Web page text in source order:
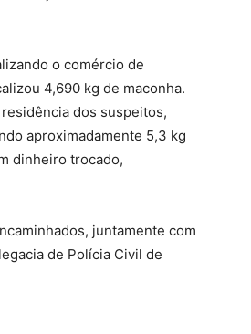
o comércio de
4,690 kg de maconha.
dos suspeitos,
aproximadamente 5,3 kg
dinheiro trocado,
juntamente com
de Polícia Civil de